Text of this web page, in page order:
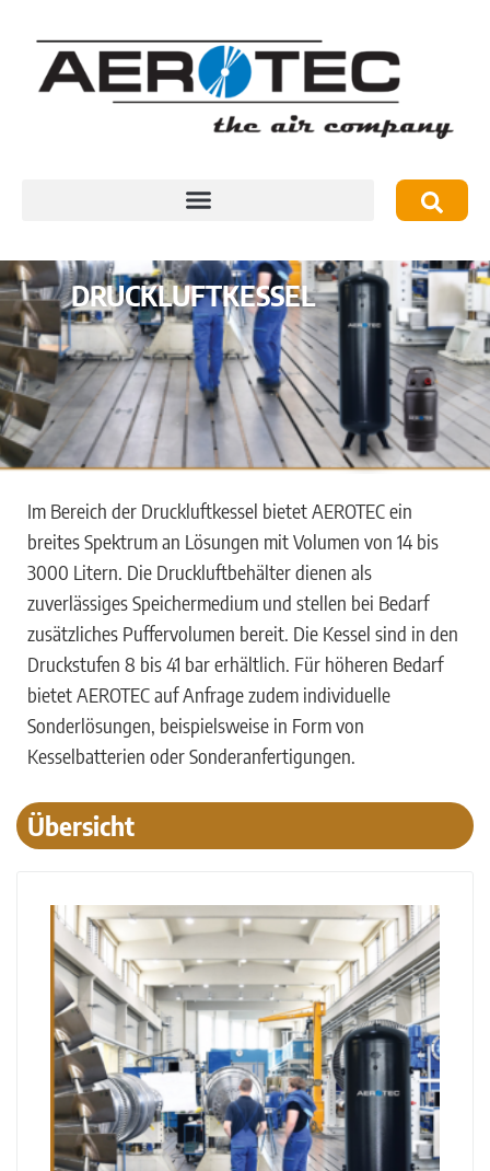
DRUCKLUFTKESSEL
Im Bereich der Druckluftkessel bietet AEROTEC ein
breites Spektrum an Lösungen mit Volumen von 14 bis
3000 Litern. Die Druckluftbehälter dienen als
zuverlässiges Speichermedium und stellen bei Bedarf
zusätzliches Puffervolumen bereit. Die Kessel sind in den
Druckstufen 8 bis 41 bar erhältlich. Für höheren Bedarf
bietet AEROTEC auf Anfrage zudem individuelle
Sonderlösungen, beispielsweise in Form von
Kesselbatterien oder Sonderanfertigungen.
Übersicht